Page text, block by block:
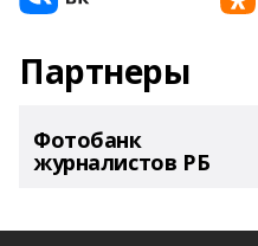
Партнеры
Фотобанк
журналистов РБ